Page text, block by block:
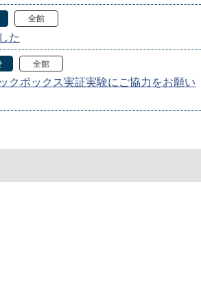
全館
た
全館
クボックス実証実験にご協力をお願い